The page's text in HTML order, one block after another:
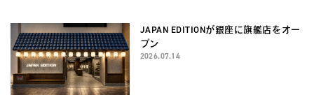
JAPAN EDITIONが銀座に旗艦店をオー
プン
2026.07.14